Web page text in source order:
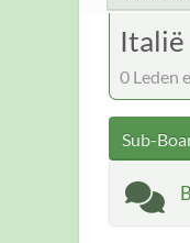
Italië
0 Leden
Sub-